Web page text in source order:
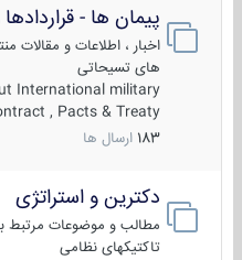
پیمان ها - قراردادها
اخبار ، اطلاعات و مقالات
های تسیحاتی
International military
, Pacts & Treaty
183 ارسال ها
دکترین و استراتژی
مطالب و موضوعات مرتبط با
تاکتیکهای نظامی